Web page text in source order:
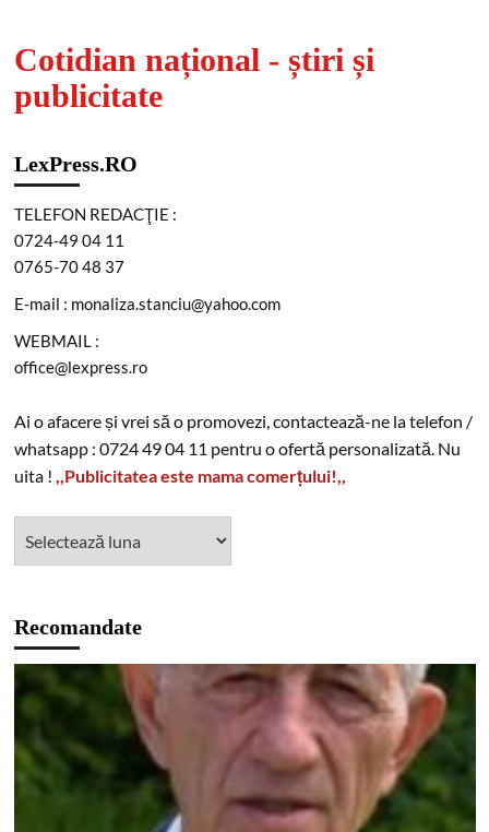
Cotidian național - știri și
publicitate
LexPress.RO
TELEFON REDACŢIE :
0724-49 04 11
0765-70 48 37
E-mail : monaliza.stanciu@yahoo.com
WEBMAIL :
office@lexpress.ro
Ai o afacere și vrei să o promovezi, contactează-ne la telefon /
whatsapp : 0724 49 04 11 pentru o ofertă personalizată. Nu
uita ! ,,Publicitatea este mama comerțului!,,
Recomandate